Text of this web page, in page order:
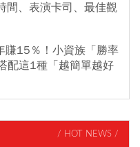
、表演卡司、最佳觀
賺15％！小資族「勝率
配這1種「越簡單越好
/ HOT NEWS /